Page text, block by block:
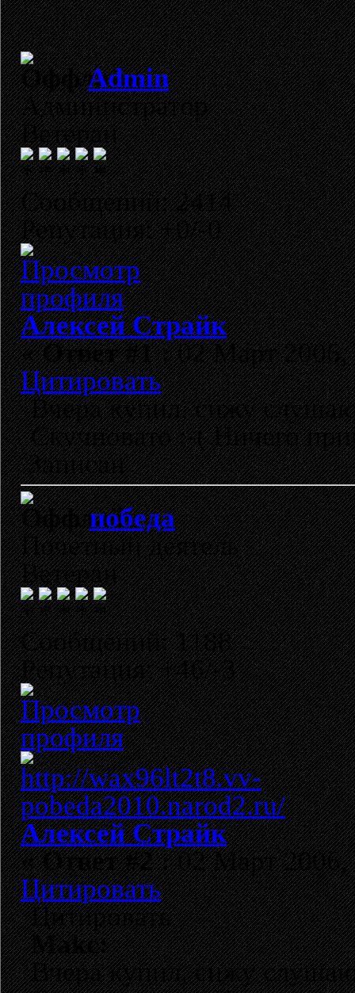
Admin
Администратор
Ветеран
Сообщений: 2414
Репутация: +0/-0
Алексей Страйк
«Ответ #1 :02 Март 2006,
Цитировать
Вчера купил, сижу
Скучновато :-( Ничего
Записан
победа
Почетный деятель
Ветеран
Сообщений: 1188
Репутация: +46/-3
Алексей Страйк
«Ответ #2 :02 Март 2006,
Цитировать
Цитировать
Makc:
Вчера купил, сижу